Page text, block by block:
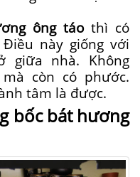
ông táothì có
này giống với
giữa nhà. Không
còn có phước.
tâm là được.
bốc bát hương